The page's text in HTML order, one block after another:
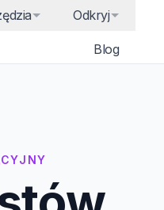
Odkryj
Blog